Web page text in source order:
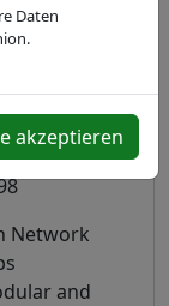
2014
Network
and
Daten
akzeptieren